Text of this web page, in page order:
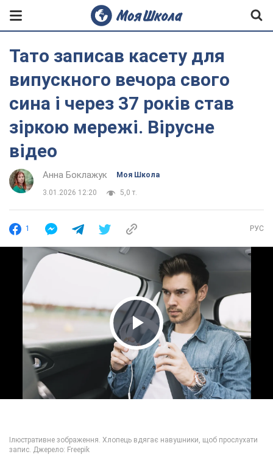
Тато записав касету для
випускного вечора свого
сина і через 37 років став
зіркою мережі. Вірусне
відео
Анна Боклажук Моя Школа
3.01.2026 12:20 5,0 т.
1 РУС
Play Video